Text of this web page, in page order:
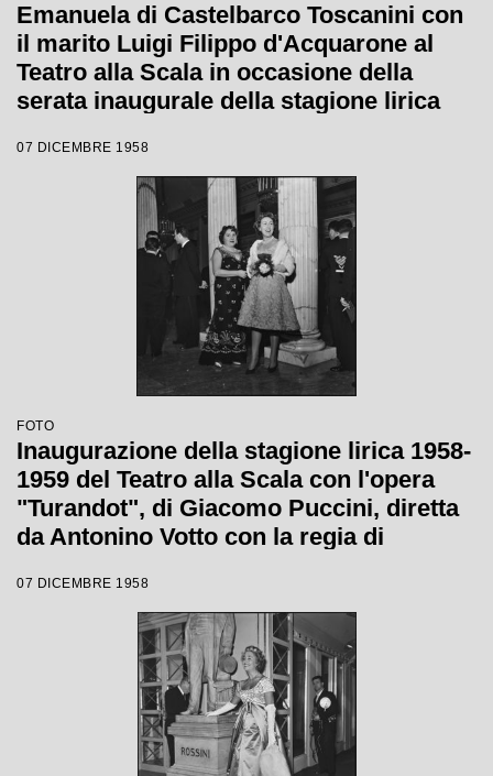
Emanuela di Castelbarco Toscanini con
il marito Luigi Filippo d'Acquarone al
Teatro alla Scala in occasione della
serata inaugurale della stagione lirica
Giacomo Puccini, diretta da Antonino
Votto con la regia di Margherita
07 DICEMBRE 1958
FOTO
Inaugurazione della stagione lirica 1958-
1959 del Teatro alla Scala con l'opera
"Turandot", di Giacomo Puccini, diretta
da Antonino Votto con la regia di
07 DICEMBRE 1958